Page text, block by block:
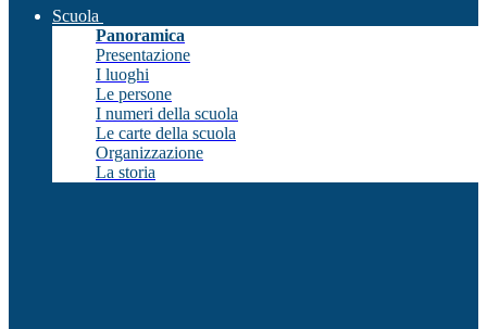
Scuola
Panoramica
Presentazione
I luoghi
Le persone
I numeri della scuola
Le carte della scuola
Organizzazione
La storia